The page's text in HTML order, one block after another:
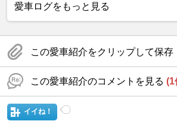
愛車ログをもっと見る
この愛車紹介をクリップして保存
この愛車紹介のコメントを見る (1
イイね！